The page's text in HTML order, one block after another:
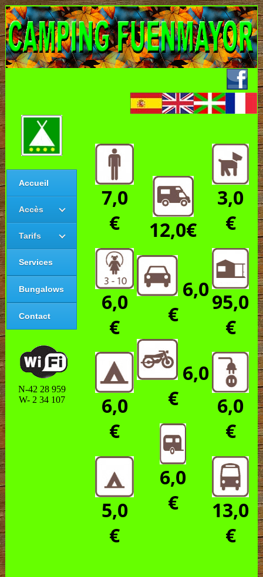
7,0
€
6,0
€
6,0
€
5,0
€
12,0€
6,0
€
6,0
€
6,0
€
3,0
€
95,0
€
6,0
€
13,0
€
Accueil
Accès
Tarifs
Services
Bungalows
Contact
N-42 28 959
W- 2 34 107